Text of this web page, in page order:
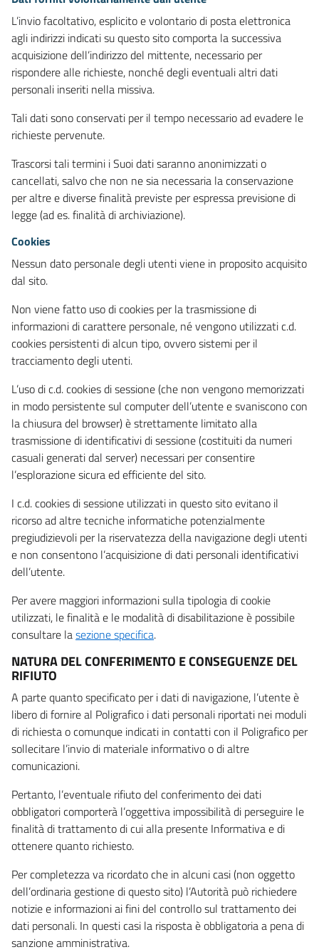
L’invio facoltativo, esplicito e volontario di posta elettronica
agli indirizzi indicati su questo sito comporta la successiva
acquisizione dell’indirizzo del mittente, necessario per
rispondere alle richieste, nonché degli eventuali altri dati
personali inseriti nella missiva.
Tali dati sono conservati per il tempo necessario ad evadere le
richieste pervenute.
Trascorsi tali termini i Suoi dati saranno anonimizzati o
cancellati, salvo che non ne sia necessaria la conservazione
per altre e diverse finalità previste per espressa previsione di
legge (ad es. finalità di archiviazione).
Cookies
Nessun dato personale degli utenti viene in proposito acquisito
dal sito.
Non viene fatto uso di cookies per la trasmissione di
informazioni di carattere personale, né vengono utilizzati c.d.
cookies persistenti di alcun tipo, ovvero sistemi per il
tracciamento degli utenti.
L’uso di c.d. cookies di sessione (che non vengono memorizzati
in modo persistente sul computer dell’utente e svaniscono con
la chiusura del browser) è strettamente limitato alla
trasmissione di identificativi di sessione (costituiti da numeri
casuali generati dal server) necessari per consentire
l’esplorazione sicura ed efficiente del sito.
I c.d. cookies di sessione utilizzati in questo sito evitano il
ricorso ad altre tecniche informatiche potenzialmente
pregiudizievoli per la riservatezza della navigazione degli utenti
e non consentono l’acquisizione di dati personali identificativi
dell’utente.
Per avere maggiori informazioni sulla tipologia di cookie
utilizzati, le finalità e le modalità di disabilitazione è possibile
consultare lasezione specifica.
NATURA DEL CONFERIMENTO E CONSEGUENZE DEL
RIFIUTO
A parte quanto specificato per i dati di navigazione, l’utente è
libero di fornire al Poligrafico i dati personali riportati nei moduli
di richiesta o comunque indicati in contatti con il Poligrafico per
sollecitare l’invio di materiale informativo o di altre
comunicazioni.
Pertanto, l’eventuale rifiuto del conferimento dei dati
obbligatori comporterà l’oggettiva impossibilità di perseguire le
finalità di trattamento di cui alla presente Informativa e di
ottenere quanto richiesto.
Per completezza va ricordato che in alcuni casi (non oggetto
dell’ordinaria gestione di questo sito) l’Autorità può richiedere
notizie e informazioni ai fini del controllo sul trattamento dei
dati personali. In questi casi la risposta è obbligatoria a pena di
sanzione amministrativa.